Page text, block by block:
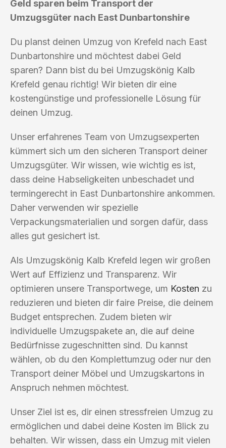
Geld sparen beim Transport der
Umzugsgüter nach East Dunbartonshire
Du planst deinen Umzug von Krefeld nach East
Dunbartonshire und möchtest dabei Geld
sparen? Dann bist du bei Umzugskönig Kalb
Krefeld genau richtig! Wir bieten dir eine
kostengünstige und professionelle Lösung für
deinen Umzug.
Unser erfahrenes Team von Umzugsexperten
kümmert sich um den sicheren Transport deiner
Umzugsgüter. Wir wissen, wie wichtig es ist,
dass deine Habseligkeiten unbeschadet und
termingerecht in East Dunbartonshire ankommen.
Daher verwenden wir spezielle
Verpackungsmaterialien und sorgen dafür, dass
alles gut gesichert ist.
Als Umzugskönig Kalb Krefeld legen wir großen
Wert auf Effizienz und Transparenz. Wir
optimieren unsere Transportwege, um Kosten zu
reduzieren und bieten dir faire Preise, die deinem
Budget entsprechen. Zudem bieten wir
individuelle Umzugspakete an, die auf deine
Bedürfnisse zugeschnitten sind. Du kannst
wählen, ob du den Komplettumzug oder nur den
Transport deiner Möbel und Umzugskartons in
Anspruch nehmen möchtest.
Unser Ziel ist es, dir einen stressfreien Umzug zu
ermöglichen und dabei deine Kosten im Blick zu
behalten. Wir wissen, dass ein Umzug mit vielen